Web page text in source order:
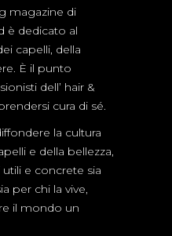
magazine di
è dedicato al
capelli, della
È il punto
dell’ hair &
cura di sé.
la cultura
e della bellezza,
e concrete sia
per chi la vive,
il mondo un